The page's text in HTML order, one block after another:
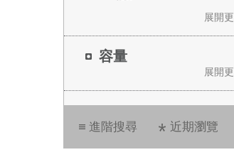
展開
容量
展開
進階搜尋 近期瀏覽